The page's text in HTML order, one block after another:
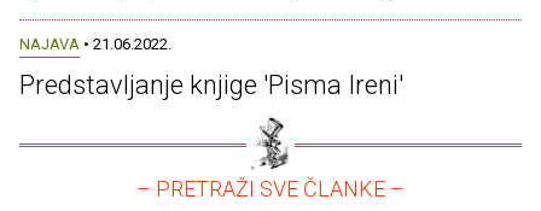
NAJAVA • 21.06.2022.
Predstavljanje knjige 'Pisma Ireni'
– PRETRAŽI SVE ČLANKE –